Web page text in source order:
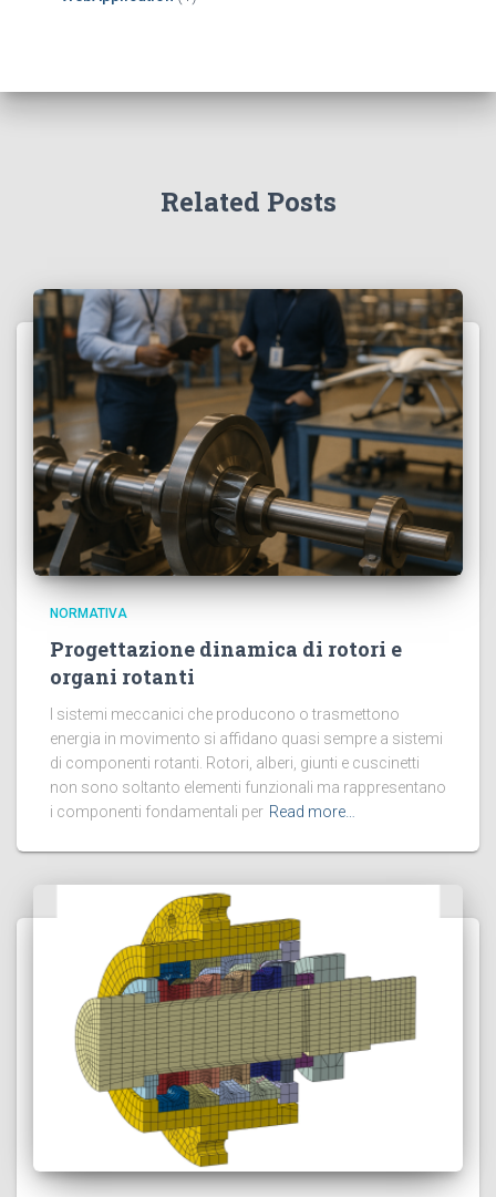
Related Posts
NORMATIVA
Progettazione dinamica di rotori e
organi rotanti
I sistemi meccanici che producono o trasmettono
energia in movimento si affidano quasi sempre a sistemi
di componenti rotanti. Rotori, alberi, giunti e cuscinetti
non sono soltanto elementi funzionali ma rappresentano
i componenti fondamentali per Read more…